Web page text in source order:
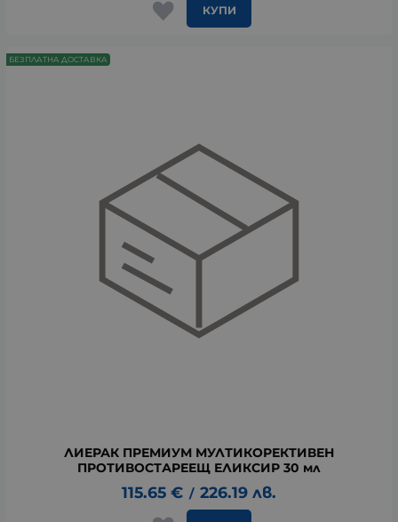
КУПИ
ЛИЕРАК ПРЕМИУМ МУЛТИКОРЕКТИВЕН
ПРОТИВОСТАРЕЕЩ ЕЛИКСИР 30 мл
115.65 € / 226.19 лв.
БЕЗПЛАТНА ДОСТАВКА